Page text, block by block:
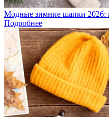
Модные зимние шапки
Подробнее